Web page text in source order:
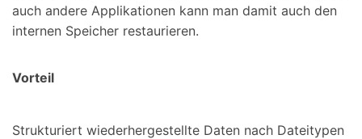
auch andere Applikationen kann man damit auch den
internen Speicher restaurieren.
Vorteil
Strukturiert wiederhergestellte Daten nach Dateitypen